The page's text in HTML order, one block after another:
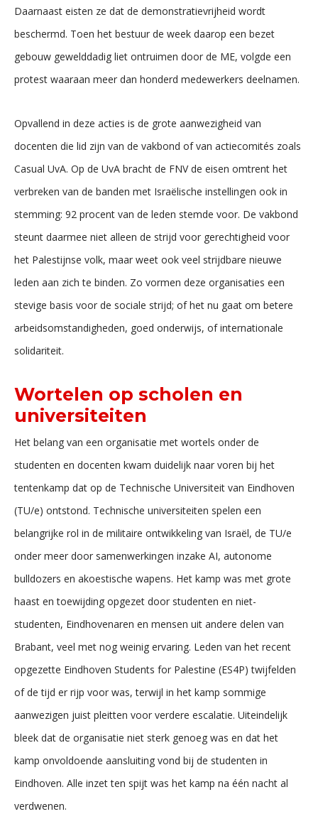
Daarnaast eisten ze dat de demonstratievrijheid wordt
beschermd. Toen het bestuur de week daarop een bezet
gebouw gewelddadig liet ontruimen door de ME, volgde een
protest waaraan meer dan honderd medewerkers deelnamen.
Opvallend in deze acties is de grote aanwezigheid van
docenten die lid zijn van de vakbond of van actiecomités zoals
Casual UvA. Op de UvA bracht de FNV de eisen omtrent het
verbreken van de banden met Israëlische instellingen ook in
stemming: 92 procent van de leden stemde voor. De vakbond
steunt daarmee niet alleen de strijd voor gerechtigheid voor
het Palestijnse volk, maar weet ook veel strijdbare nieuwe
leden aan zich te binden. Zo vormen deze organisaties een
stevige basis voor de sociale strijd; of het nu gaat om betere
arbeidsomstandigheden, goed onderwijs, of internationale
solidariteit.
Wortelen op scholen en
universiteiten
Het belang van een organisatie met wortels onder de
studenten en docenten kwam duidelijk naar voren bij het
tentenkamp dat op de Technische Universiteit van Eindhoven
(TU/e) ontstond. Technische universiteiten spelen een
belangrijke rol in de militaire ontwikkeling van Israël, de TU/e
onder meer door samenwerkingen inzake AI, autonome
bulldozers en akoestische wapens. Het kamp was met grote
haast en toewijding opgezet door studenten en niet-
studenten, Eindhovenaren en mensen uit andere delen van
Brabant, veel met nog weinig ervaring. Leden van het recent
opgezette Eindhoven Students for Palestine (ES4P) twijfelden
of de tijd er rijp voor was, terwijl in het kamp sommige
aanwezigen juist pleitten voor verdere escalatie. Uiteindelijk
bleek dat de organisatie niet sterk genoeg was en dat het
kamp onvoldoende aansluiting vond bij de studenten in
Eindhoven. Alle inzet ten spijt was het kamp na één nacht al
verdwenen.